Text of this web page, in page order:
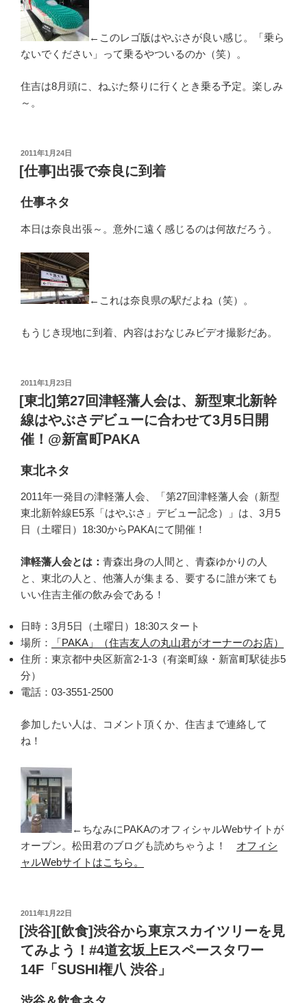
←このレゴ版はやぶさが良い感じ。「乗ら
ないでください」って乗るやついるのか（笑）。
住吉は8月頭に、ねぶた祭りに行くとき乗る予定。楽しみ
～。
投
稿
日:
2011年1月24日
[仕事]出張で奈良に到着
仕事ネタ
本日は奈良出張～。意外に遠く感じるのは何故だろう。
←これは奈良県の駅だよね（笑）。
もうじき現地に到着、内容はおなじみビデオ撮影だあ。
投
稿
日:
2011年1月23日
[東北]第27回津軽藩人会は、新型東北新幹
線はやぶさデビューに合わせて3月5日開
催！@新富町PAKA
東北ネタ
2011年一発目の津軽藩人会、「第27回津軽藩人会（新型
東北新幹線E5系「はやぶさ」デビュー記念）」は、3月5
日（土曜日）18:30からPAKAにて開催！
津軽藩人会とは： 青森出身の人間と、青森ゆかりの人
と、東北の人と、他藩人が集まる、要するに誰が来ても
いい住吉主催の飲み会である！
日時：3月5日（土曜日）18:30スタート
場所：
「PAKA」（住吉友人の丸山君がオーナーのお店）
住所：東京都中央区新富2-1-3（有楽町線・新富町駅徒歩5
分）
電話：03-3551-2500
参加したい人は、コメント頂くか、住吉まで連絡して
ね！
←ちなみにPAKAのオフィシャルWebサイトが
オープン。松田君のブログも読めちゃうよ！ オフィシ
ャルWebサイトはこちら。
投
稿
日:
2011年1月22日
[渋谷][飲食]渋谷から東京スカイツリーを見
てみよう！#4道玄坂上Eスペースタワー
14F「SUSHI権八 渋谷」